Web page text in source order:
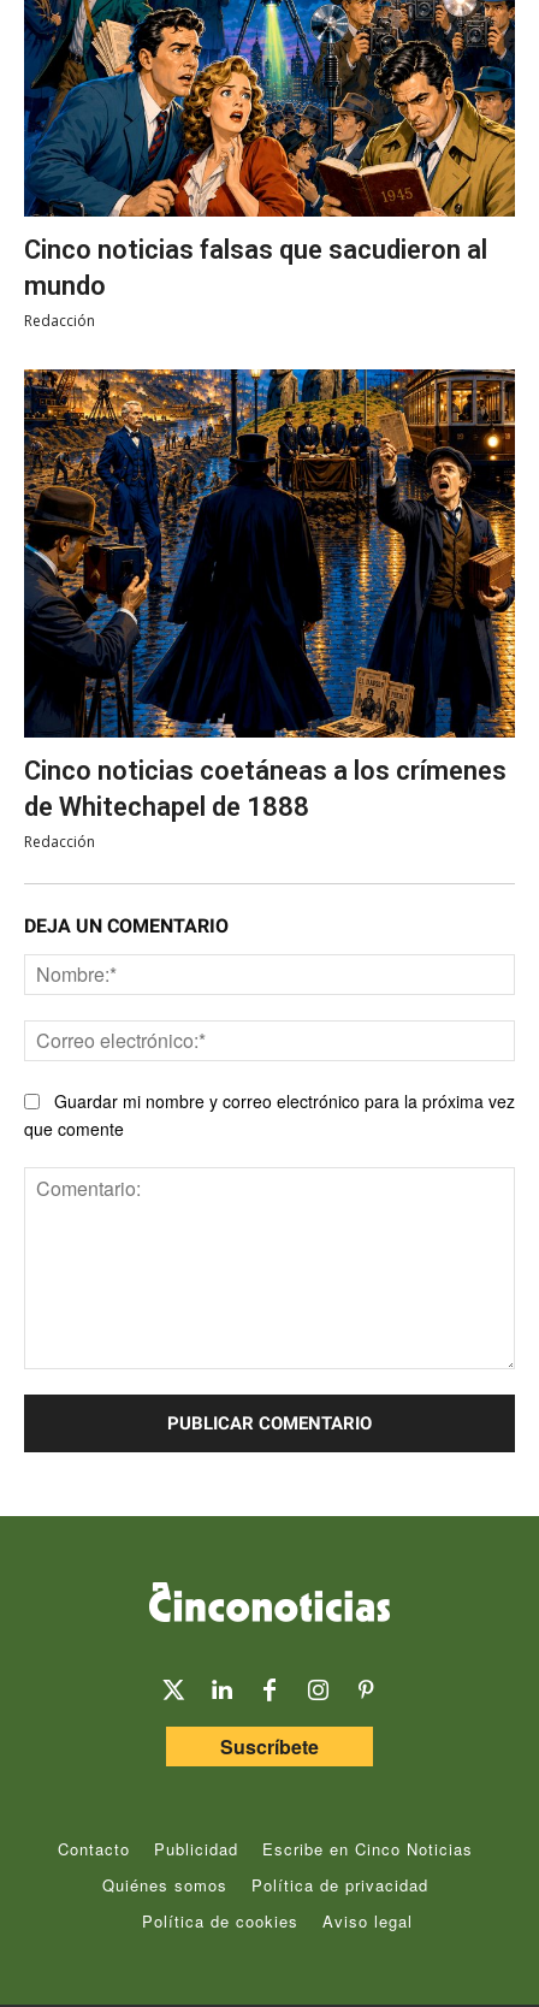
Cinco noticias falsas que sacudieron al
mundo
Redacción
Cinco noticias coetáneas a los crímenes
de Whitechapel de 1888
Redacción
DEJA UN COMENTARIO
Guardar mi nombre y correo electrónico para la próxima vez
que comente
Suscríbete
Contacto Publicidad
Escribe en Cinco Noticias
Quiénes somos
Política de privacidad
Política de cookies
Aviso legal